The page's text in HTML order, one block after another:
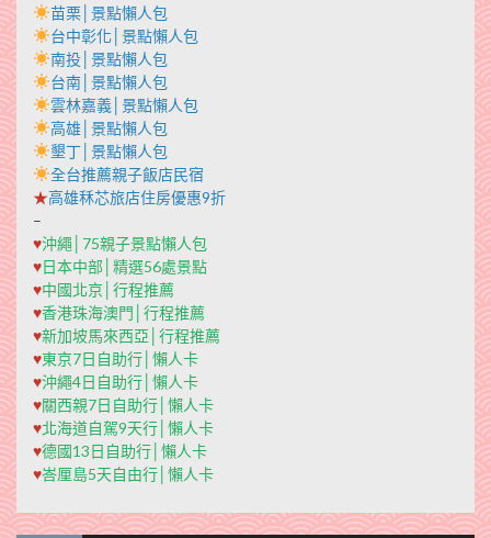
苗栗│景點懶人包
台中彰化│景點懶人包
南投│景點懶人包
台南│景點懶人包
雲林嘉義│景點懶人包
高雄│景點懶人包
墾丁│景點懶人包
全台推薦親子飯店民宿
★高雄秝芯旅店住房優惠9折
–
♥沖繩│75親子景點懶人包
♥日本中部│精選56處景點
♥中國北京│行程推薦
♥香港珠海澳門│行程推薦
♥新加坡馬來西亞│行程推薦
♥東京7日自助行│懶人卡
♥沖繩4日自助行│懶人卡
♥關西親7日自助行│懶人卡
♥北海道自駕9天行│懶人卡
♥德國13日自助行│懶人卡
♥峇厘島5天自由行│懶人卡